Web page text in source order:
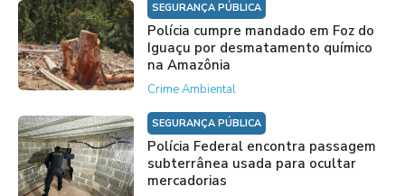
SEGURANÇA PÚBLICA
Polícia cumpre mandado em Foz do
Iguaçu por desmatamento químico
na Amazônia
Crime Ambiental
SEGURANÇA PÚBLICA
Polícia Federal encontra passagem
subterrânea usada para ocultar
mercadorias